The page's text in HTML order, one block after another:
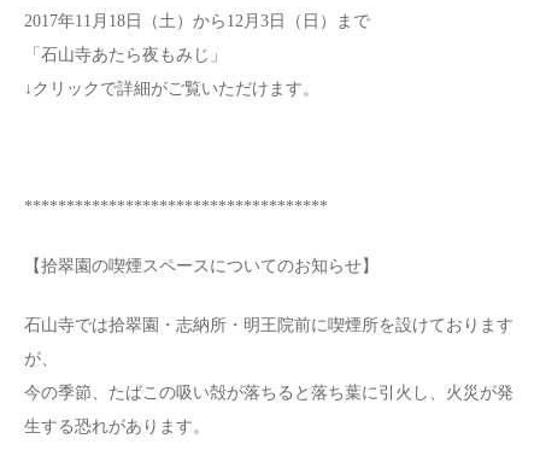
2017年11月18日（土）から12月3日（日）まで
「石山寺あたら夜もみじ」
↓クリックで詳細がご覧いただけます。
************************************
【拾翠園の喫煙スペースについてのお知らせ】
石山寺では拾翠園・志納所・明王院前に喫煙所を設けております
が、
今の季節、たばこの吸い殻が落ちると落ち葉に引火し、火災が発
生する恐れがあります。